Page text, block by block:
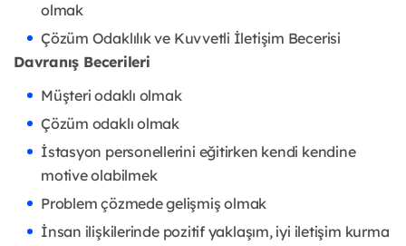
olmak
Çözüm Odaklılık ve Kuvvetli İletişim Becerisi
Davranış Becerileri
Müşteri odaklı olmak
Çözüm odaklı olmak
İstasyon personellerini eğitirken kendi kendine
motive olabilmek
Problem çözmede gelişmiş olmak
İnsan ilişkilerinde pozitif yaklaşım, iyi iletişim kurma